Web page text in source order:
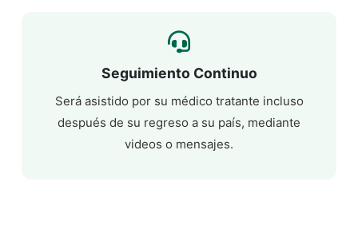
Seguimiento Continuo
Será asistido por su médico tratante incluso
después de su regreso a su país, mediante
videos o mensajes.